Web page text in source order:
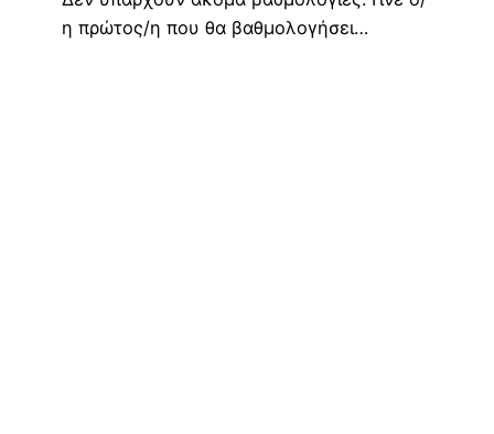
η πρώτος/η που θα βαθμολογήσει…